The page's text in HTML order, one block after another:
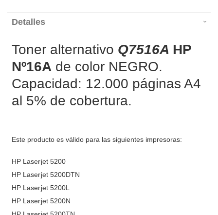
Detalles
Toner alternativo Q7516A HP
Nº16A de color NEGRO.
Capacidad: 12.000 páginas A4
al 5% de cobertura.
Este producto es válido para las siguientes impresoras:
HP Laserjet 5200
HP Laserjet 5200DTN
HP Laserjet 5200L
HP Laserjet 5200N